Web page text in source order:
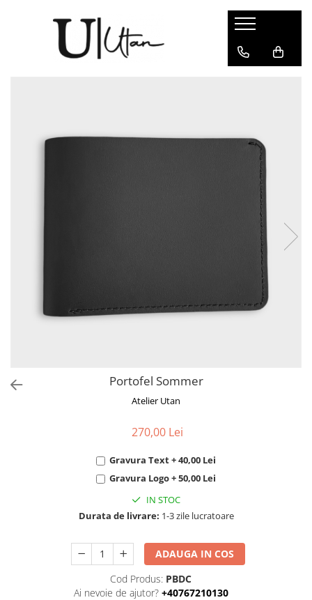
Produse
Minimalist / Card Holder
Portofel Sommer
Atelier Utan
270,00 Lei
Gravura Text + 40,00 Lei
Gravura Logo + 50,00 Lei
IN STOC
Durata de livrare: 1-3 zile lucratoare
ADAUGA IN COS
Cod Produs: PBDC
Ai nevoie de ajutor? +40767210130